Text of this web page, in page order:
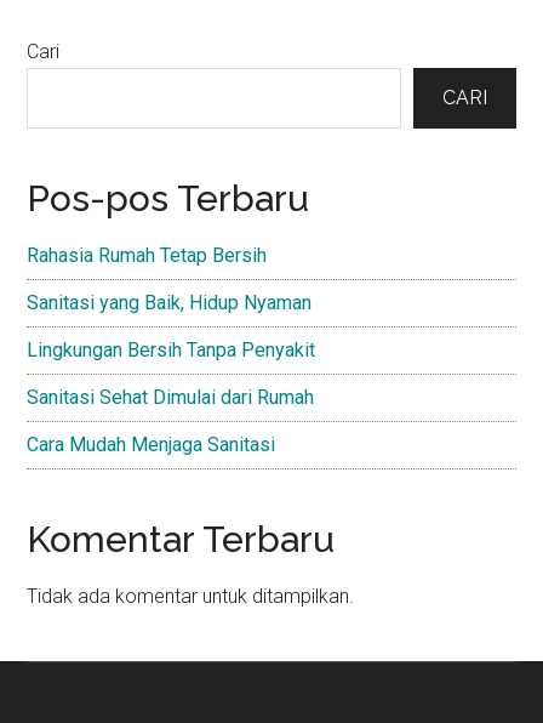
Primary
Cari
CARI
Pos-pos Terbaru
Rahasia Rumah Tetap Bersih
Sanitasi yang Baik, Hidup Nyaman
Lingkungan Bersih Tanpa Penyakit
Sanitasi Sehat Dimulai dari Rumah
Cara Mudah Menjaga Sanitasi
Komentar Terbaru
Tidak ada komentar untuk ditampilkan.